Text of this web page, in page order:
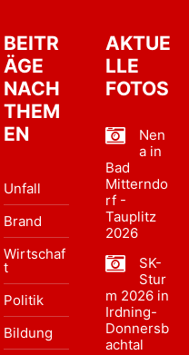
BEITR
ÄGE
NACH
THEM
EN
Unfall
Brand
Wirtschaf
t
Politik
Bildung
AKTUE
LLE
FOTOS
Nen
a in
Bad
Mitterndo
rf -
Tauplitz
2026
SK-
Stur
m 2026 in
Irdning-
Donnersb
achtal